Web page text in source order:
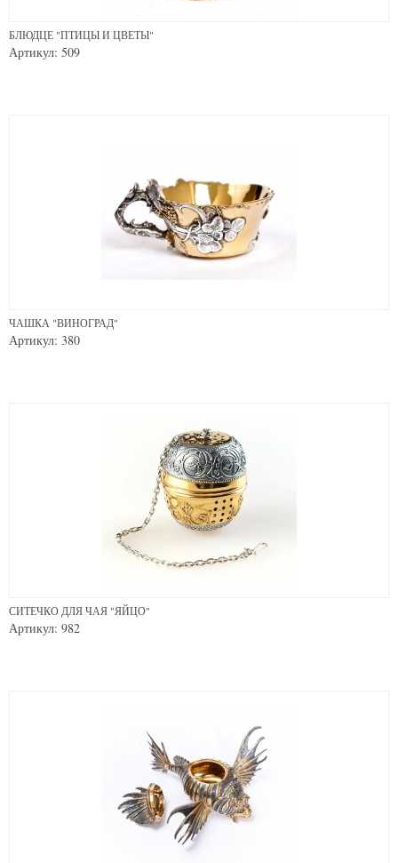
БЛЮДЦЕ "ПТИЦЫ И ЦВЕТЫ"
Артикул: 509
ЧАШКА "ВИНОГРАД"
Артикул: 380
СИТЕЧКО ДЛЯ ЧАЯ "ЯЙЦО"
Артикул: 982